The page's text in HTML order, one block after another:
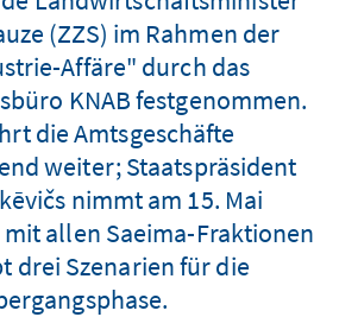
(ZZS) im Rahmen der
Affäre" durch das
KNAB festgenommen.
die Amtsgeschäfte
weiter; Staatspräsident
nimmt am 15. Mai
allen Saeima-Fraktionen
drei Szenarien für die